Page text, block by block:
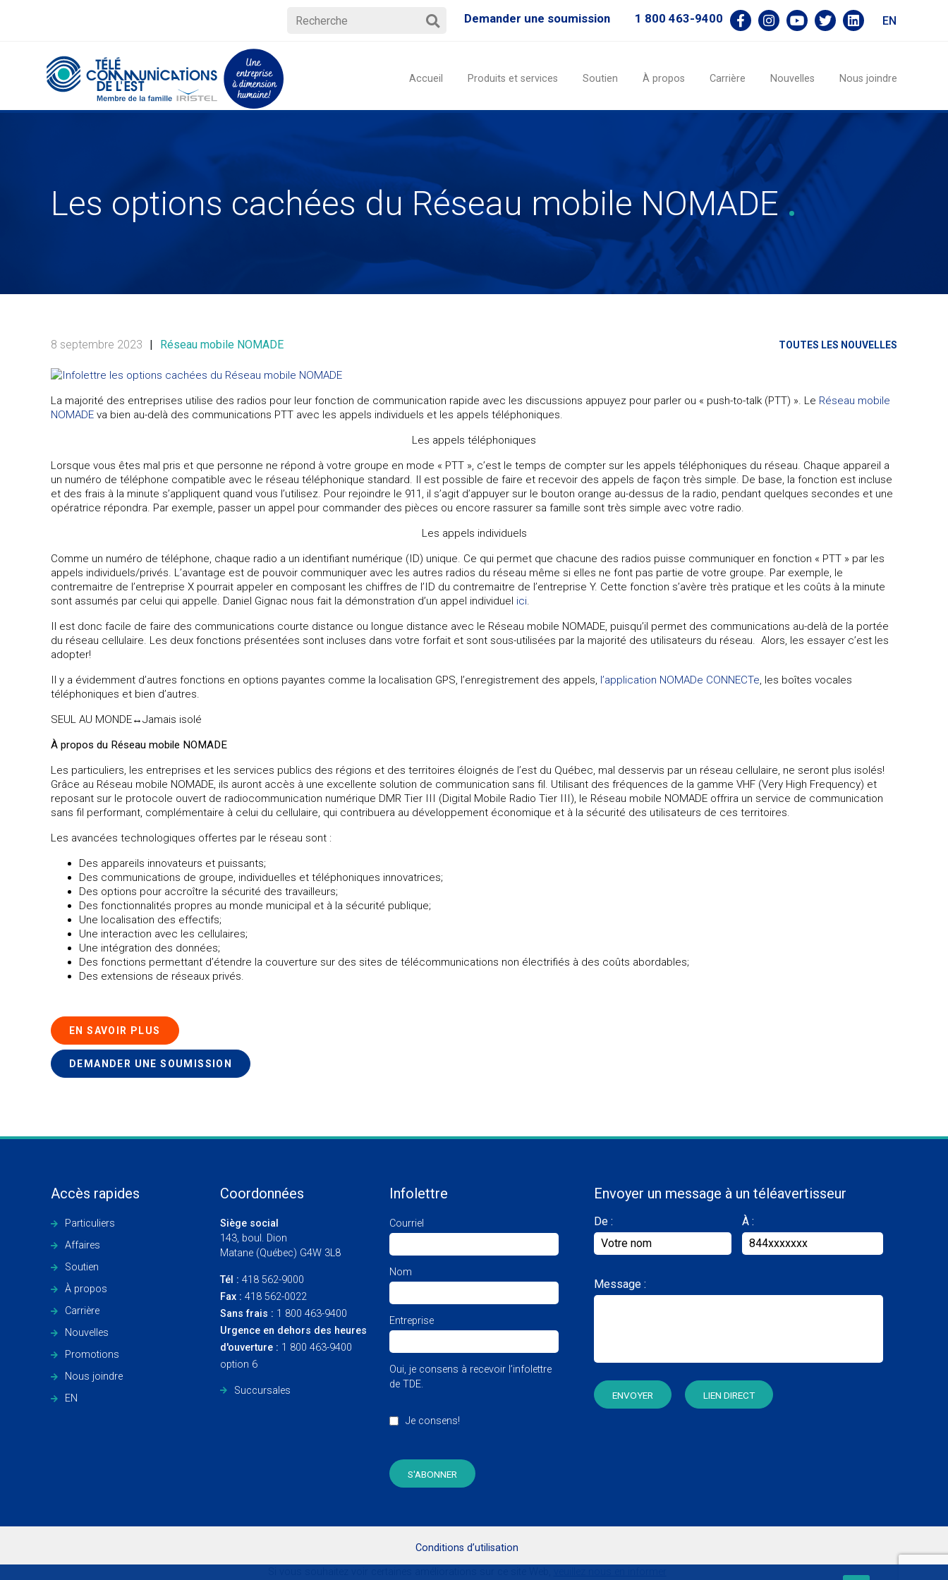
Demander une soumission 1 800 463-9400 EN
Accueil Produits et services Soutien À propos Carrière Nouvelles Nous joindre
Les options cachées du Réseau mobile NOMADE
8 septembre 2023 | Réseau mobile NOMADE TOUTES LES NOUVELLES
La majorité des entreprises utilise des radios pour leur fonction de communication rapide avec les discussions appuyez pour parler ou « push-to-talk (PTT) ». Le Réseau mobile
NOMADE va bien au-delà des communications PTT avec les appels individuels et les appels téléphoniques.
Les appels téléphoniques
Lorsque vous êtes mal pris et que personne ne répond à votre groupe en mode « PTT », c’est le temps de compter sur les appels téléphoniques du réseau. Chaque appareil a
un numéro de téléphone compatible avec le réseau téléphonique standard. Il est possible de faire et recevoir des appels de façon très simple. De base, la fonction est incluse
et des frais à la minute s’appliquent quand vous l’utilisez. Pour rejoindre le 911, il s’agit d’appuyer sur le bouton orange au-dessus de la radio, pendant quelques secondes et une
opératrice répondra. Par exemple, passer un appel pour commander des pièces ou encore rassurer sa famille sont très simple avec votre radio.
Les appels individuels
Comme un numéro de téléphone, chaque radio a un identifiant numérique (ID) unique. Ce qui permet que chacune des radios puisse communiquer en fonction « PTT » par les
appels individuels/privés. L’avantage est de pouvoir communiquer avec les autres radios du réseau même si elles ne font pas partie de votre groupe. Par exemple, le
contremaitre de l’entreprise X pourrait appeler en composant les chiffres de l’ID du contremaitre de l’entreprise Y. Cette fonction s’avère très pratique et les coûts à la minute
sont assumés par celui qui appelle. Daniel Gignac nous fait la démonstration d’un appel individuel ici.
Il est donc facile de faire des communications courte distance ou longue distance avec le Réseau mobile NOMADE, puisqu’il permet des communications au-delà de la portée
du réseau cellulaire. Les deux fonctions présentées sont incluses dans votre forfait et sont sous-utilisées par la majorité des utilisateurs du réseau. Alors, les essayer c’est les
adopter!
Il y a évidemment d’autres fonctions en options payantes comme la localisation GPS, l’enregistrement des appels, l’application NOMADe CONNECTe, les boîtes vocales
téléphoniques et bien d’autres.
SEUL AU MONDE↔Jamais isolé
À propos du Réseau mobile NOMADE
Les particuliers, les entreprises et les services publics des régions et des territoires éloignés de l’est du Québec, mal desservis par un réseau cellulaire, ne seront plus isolés!
Grâce au Réseau mobile NOMADE, ils auront accès à une excellente solution de communication sans fil. Utilisant des fréquences de la gamme VHF (Very High Frequency) et
reposant sur le protocole ouvert de radiocommunication numérique DMR Tier III (Digital Mobile Radio Tier III), le Réseau mobile NOMADE offrira un service de communication
sans fil performant, complémentaire à celui du cellulaire, qui contribuera au développement économique et à la sécurité des utilisateurs de ces territoires.
Les avancées technologiques offertes par le réseau sont :
Des appareils innovateurs et puissants;
Des communications de groupe, individuelles et téléphoniques innovatrices;
Des options pour accroître la sécurité des travailleurs;
Des fonctionnalités propres au monde municipal et à la sécurité publique;
Une localisation des effectifs;
Une interaction avec les cellulaires;
Une intégration des données;
Des fonctions permettant d’étendre la couverture sur des sites de télécommunications non électrifiés à des coûts abordables;
Des extensions de réseaux privés.
EN SAVOIR PLUS
DEMANDER UNE SOUMISSION
Accès rapides
Particuliers
Affaires
Soutien
À propos
Carrière
Nouvelles
Promotions
Nous joindre
EN
Coordonnées
Siège social
143, boul. Dion
Matane (Québec) G4W 3L8
Tél : 418 562-9000
Fax : 418 562-0022
Sans frais : 1 800 463-9400
Urgence en dehors des heures
d'ouverture : 1 800 463-9400
option 6
Succursales
Infolettre
Courriel
Nom
Entreprise
Oui, je consens à recevoir l’infolettre
de TDE.
Je consens!
Envoyer un message à un téléavertisseur
De : À :
Message :
Conditions d’utilisation